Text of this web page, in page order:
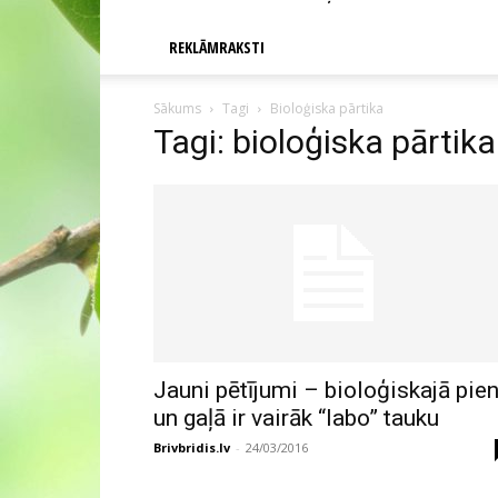
REKLĀMRAKSTI
Sākums Tagi Bioloģiska pārtika
Tagi: bioloģiska pārtika
Jauni pētījumi – bioloģiskajā
un gaļā ir vairāk “labo” tauku
Brivbridis.lv - 24/03/2016